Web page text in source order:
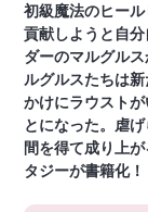
初級魔法のヒー
貢献しようと自
ダーのマルグル
ルグルスたちは
かけにラウスト
とになった。虐
間を得て成り上
タジーが書籍化！